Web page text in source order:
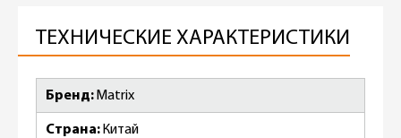
ТЕХНИЧЕСКИЕ ХАРАКТЕРИСТИКИ
Бренд Matrix
Страна Китай